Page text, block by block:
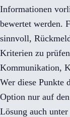
Informationen
bewertet werden.
sinnvoll,
Kriterien zu
Kommunikation,
Wer diese Punkte
Option nur auf
Lösung auch